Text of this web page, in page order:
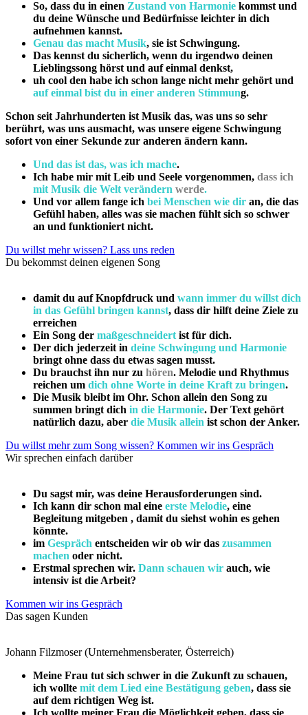
So, dass du in einen Zustand von Harmonie kommst und
du deine Wünsche und Bedürfnisse leichter in dich
aufnehmen kannst.
Genau das macht Musik, sie ist Schwingung.
Das kennst du sicherlich, wenn du irgendwo deinen
Lieblingssong hörst und auf einmal denkst,
uh cool den habe ich schon lange nicht mehr gehört und
auf einmal bist du in einer anderen Stimmung.
Schon seit Jahrhunderten ist Musik das, was uns so sehr
berührt, was uns ausmacht, was unsere eigene Schwingung
sofort von einer Sekunde zur anderen ändern kann.
Und das ist das, was ich mache.
Ich habe mir mit Leib und Seele vorgenommen, dass ich
mit Musik die Welt verändern werde.
Und vor allem fange ich bei Menschen wie dir an, die das
Gefühl haben, alles was sie machen fühlt sich so schwer
an und funktioniert nicht.
Du willst mehr wissen? Lass uns reden
Du bekommst deinen eigenen Song
damit du auf Knopfdruck und wann immer du willst dich
in das Gefühl bringen kannst, dass dir hilft deine Ziele zu
erreichen
Ein Song der maßgeschneidert ist für dich.
Der dich jederzeit in deine Schwingung und Harmonie
bringt ohne dass du etwas sagen musst.
Du brauchst ihn nur zu hören. Melodie und Rhythmus
reichen um dich ohne Worte in deine Kraft zu bringen.
Die Musik bleibt im Ohr. Schon allein den Song zu
summen bringt dich in die Harmonie. Der Text gehört
natürlich dazu, aber die Musik allein ist schon der Anker.
Du willst mehr zum Song wissen? Kommen wir ins Gespräch
Wir sprechen einfach darüber
Du sagst mir, was deine Herausforderungen sind.
Ich kann dir schon mal eine erste Melodie, eine
Begleitung mitgeben , damit du siehst wohin es gehen
könnte.
im Gespräch entscheiden wir ob wir das zusammen
machen oder nicht.
Erstmal sprechen wir. Dann schauen wir auch, wie
intensiv ist die Arbeit?
Kommen wir ins Gespräch
Das sagen Kunden
Johann Filzmoser (Unternehmensberater, Österreich)
Meine Frau tut sich schwer in die Zukunft zu schauen,
ich wollte mit dem Lied eine Bestätigung geben, dass sie
auf dem richtigen Weg ist.
Ich wollte meiner Frau die Möglichkeit geben, dass sie